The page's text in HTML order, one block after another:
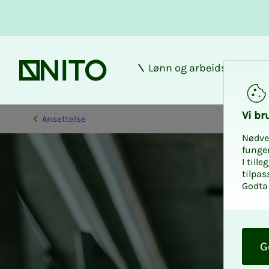
Forsiden
Lønn og arbeidsforhold
Ansettelse Vi
I